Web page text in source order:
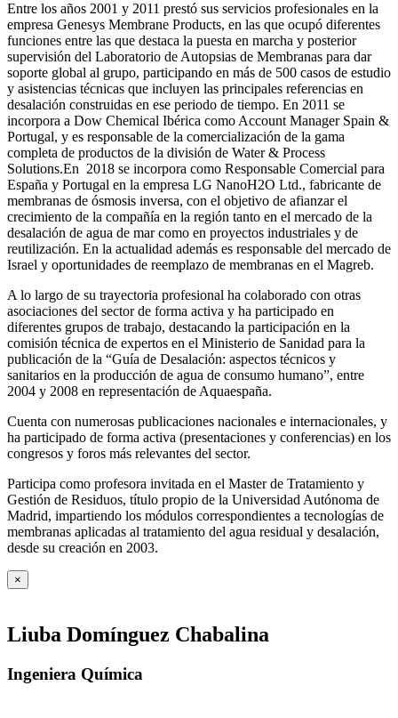
Entre los años 2001 y 2011 prestó sus servicios profesionales en la
empresa Genesys Membrane Products, en las que ocupó diferentes
funciones entre las que destaca la puesta en marcha y posterior
supervisión del Laboratorio de Autopsias de Membranas para dar
soporte global al grupo, participando en más de 500 casos de estudio
y asistencias técnicas que incluyen las principales referencias en
desalación construidas en ese periodo de tiempo. En 2011 se
incorpora a Dow Chemical Ibérica como Account Manager Spain &
Portugal, y es responsable de la comercialización de la gama
completa de productos de la división de Water & Process
Solutions.En 2018 se incorpora como Responsable Comercial para
España y Portugal en la empresa LG NanoH2O Ltd., fabricante de
membranas de ósmosis inversa, con el objetivo de afianzar el
crecimiento de la compañía en la región tanto en el mercado de la
desalación de agua de mar como en proyectos industriales y de
reutilización. En la actualidad además es responsable del mercado de
Israel y oportunidades de reemplazo de membranas en el Magreb.
A lo largo de su trayectoria profesional ha colaborado con otras
asociaciones del sector de forma activa y ha participado en
diferentes grupos de trabajo, destacando la participación en la
comisión técnica de expertos en el Ministerio de Sanidad para la
publicación de la “Guía de Desalación: aspectos técnicos y
sanitarios en la producción de agua de consumo humano”, entre
2004 y 2008 en representación de Aquaespaña.
Cuenta con numerosas publicaciones nacionales e internacionales, y
ha participado de forma activa (presentaciones y conferencias) en los
congresos y foros más relevantes del sector.
Participa como profesora invitada en el Master de Tratamiento y
Gestión de Residuos, título propio de la Universidad Autónoma de
Madrid, impartiendo los módulos correspondientes a tecnologías de
membranas aplicadas al tratamiento del agua residual y desalación,
desde su creación en 2003.
×
Liuba Domínguez Chabalina
Ingeniera Química